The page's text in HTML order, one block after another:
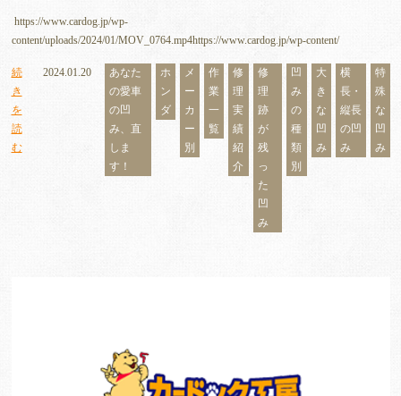
https://www.cardog.jp/wp-
content/uploads/2024/01/MOV_0764.mp4https://www.cardog.jp/wp-content/
続
き
を
読
む
2024.01.20
あなた
の愛車
の凹
み、直
しま
す！
ホ
ン
ダ
メ
ー
カ
ー
別
作
業
一
覧
修
理
実
績
紹
介
修
理
跡
が
残
っ
た
凹
み
凹
み
の
種
類
別
大
き
な
凹
み
横
長・
縦長
の凹
み
特
殊
な
凹
み